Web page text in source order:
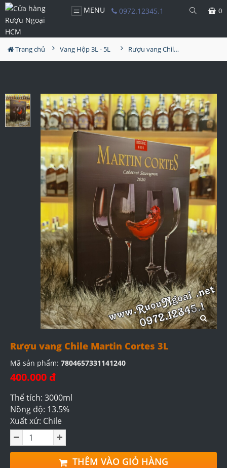
MENU 0972.12345.1 0
Trang chủ Vang Hộp 3L - 5L Rượu vang Chile Martin Cortes 3L
Rượu vang Chile Martin Cortes 3L
Mã sản phẩm: 7804657331141240
400.000 đ
Thể tích: 3000ml
Nồng độ: 13.5%
Xuất xứ: Chile
THÊM VÀO GIỎ HÀNG